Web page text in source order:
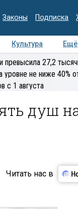
Законы Подписка
Культура Ещё
Колумнисты
превысила 27,2
не ниже 40%
с 1 августа
душ
Читать нас в